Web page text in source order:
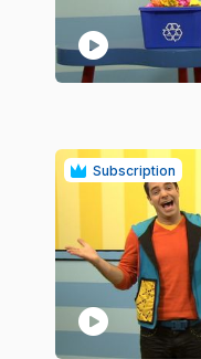
play_circle
Subscription
play_circle